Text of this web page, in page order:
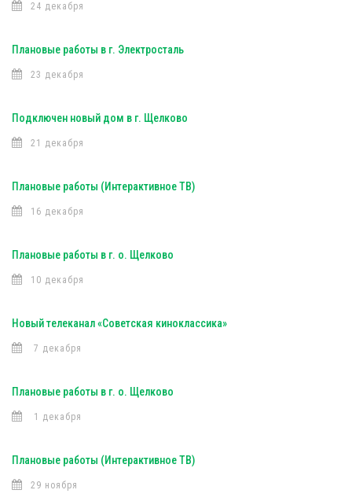
24 декабря
Плановые работы в г. Электросталь
23 декабря
Подключен новый дом в г. Щелково
21 декабря
Плановые работы (Интерактивное ТВ)
16 декабря
Плановые работы в г. о. Щелково
10 декабря
Новый телеканал «Советская киноклассика»
7 декабря
Плановые работы в г. о. Щелково
1 декабря
Плановые работы (Интерактивное ТВ)
29 ноября